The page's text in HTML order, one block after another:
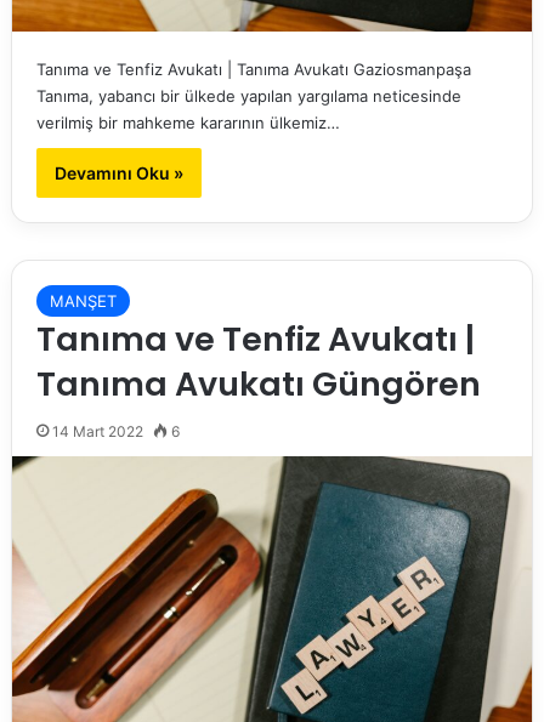
Tanıma ve Tenfiz Avukatı | Tanıma Avukatı Gaziosmanpaşa
Tanıma, yabancı bir ülkede yapılan yargılama neticesinde
verilmiş bir mahkeme kararının ülkemiz…
Devamını Oku »
MANŞET
Tanıma ve Tenfiz Avukatı |
Tanıma Avukatı Güngören
14 Mart 2022 6